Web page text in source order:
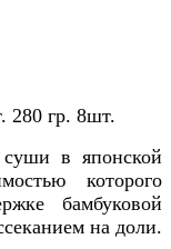
280 гр. 8шт.
в японской
которого
бамбуковой
на доли.